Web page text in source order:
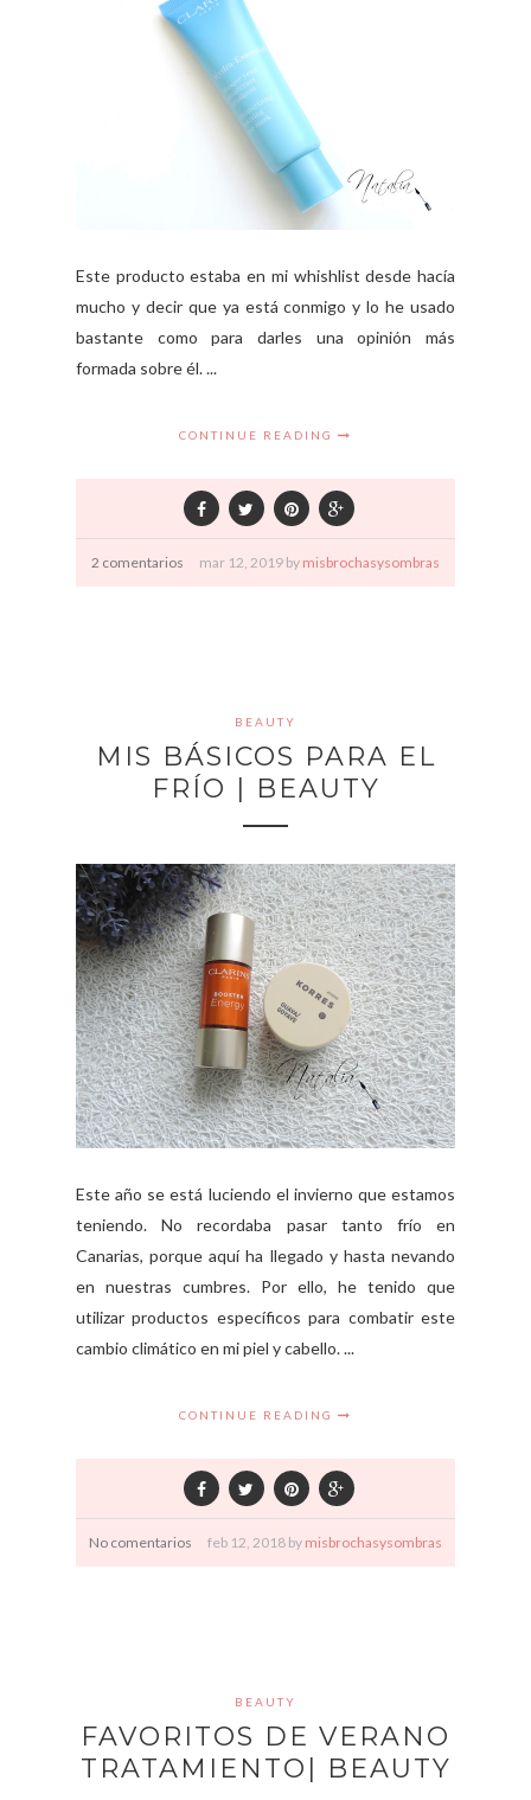
Este producto estaba en mi whishlist desde hacía
mucho y decir que ya está conmigo y lo he usado
bastante como para darles una opinión más
formada sobre él. ...
CONTINUE READING
2 comentarios mar 12, 2019 by misbrochasysombras
BEAUTY
MIS BÁSICOS PARA EL
FRÍO | BEAUTY
Este año se está luciendo el invierno que estamos
teniendo. No recordaba pasar tanto frío en
Canarias, porque aquí ha llegado y hasta nevando
en nuestras cumbres. Por ello, he tenido que
utilizar productos específicos para combatir este
cambio climático en mi piel y cabello. ...
CONTINUE READING
No comentarios feb 12, 2018 by misbrochasysombras
BEAUTY
FAVORITOS DE VERANO
TRATAMIENTO| BEAUTY